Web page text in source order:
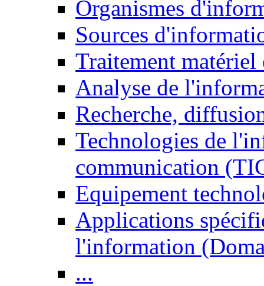
Organismes
Sources
Traitement matériel
Analyse de
Recherche,
Technologies de
communication
Equipement
Applications
l'information
...